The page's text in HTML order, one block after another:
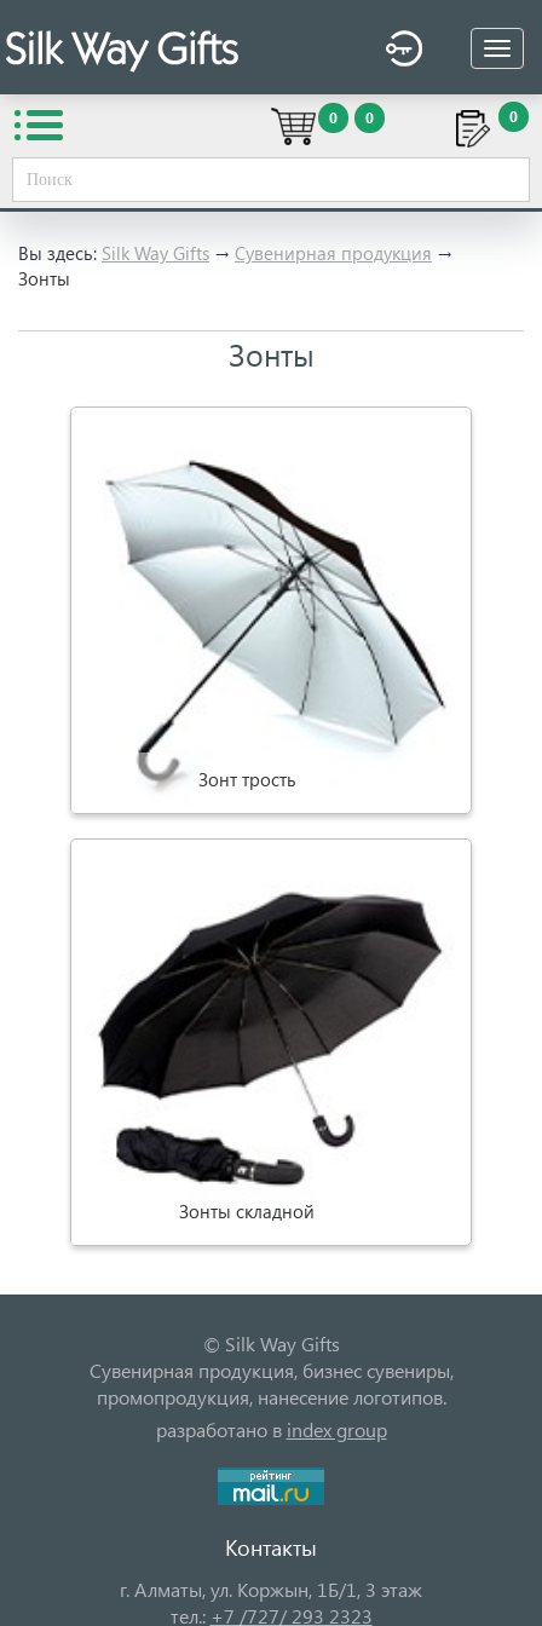
0 0 0
Вы здесь: Silk Way Gifts → Сувенирная продукция →
Зонты
Зонты
Зонт трость
Зонты складной
© Silk Way Gifts
Сувенирная продукция, бизнес сувениры,
промопродукция, нанесение логотипов.
разработано в index group
Контакты
г. Алматы, ул. Коржын, 1Б/1, 3 этаж
тел.: +7 /727/ 293 2323